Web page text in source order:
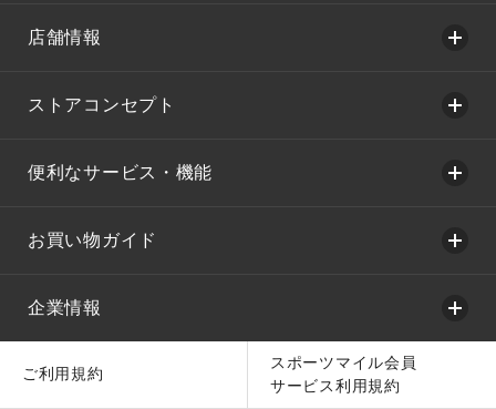
店舗情報
ストアコンセプト
便利なサービス・機能
お買い物ガイド
企業情報
ご利用規約
スポーツマイル会員
サービス利用規約